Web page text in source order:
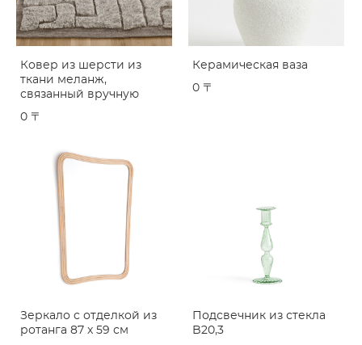
Ковер из шерсти из
ткани меланж,
связанный вручную
0 〒
Керамическая ваза
0 〒
Зеркало с отделкой из
ротанга 87 x 59 см
Подсвечник из стекла
B20,3